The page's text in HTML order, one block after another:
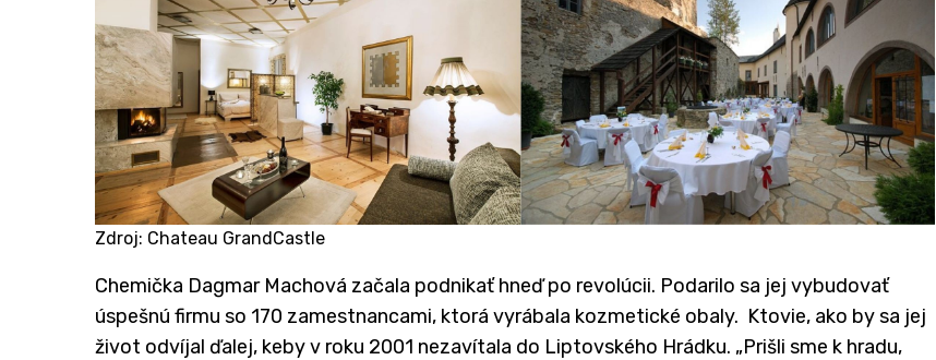
Zdroj: Chateau GrandCastle
​Chemička Dagmar Machová začala podnikať hneď po revolúcii. Podarilo sa jej vybudovať
úspešnú firmu so 170 zamestnancami, ktorá vyrábala kozmetické obaly. Ktovie, ako by sa jej
život odvíjal ďalej, keby v roku 2001 nezavítala do Liptovského Hrádku. „Prišli sme k hradu,